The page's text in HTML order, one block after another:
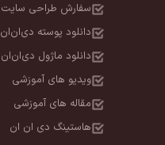
سفارش طراحی سایت
دانلود پوسته دی‌ان‌ان
دانلود ماژول دی‌ان‌ان
ویدیو های آموزشی
مقاله های آموزشی
هاستینگ دی ان ان